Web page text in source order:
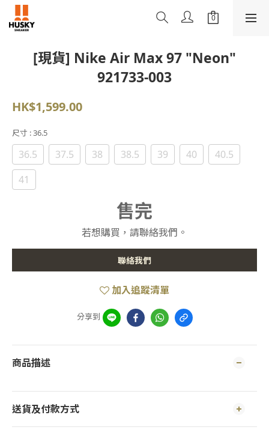
[現貨] Nike Air Max 97 "Neon"
921733-003
HK$1,599.00
尺寸 : 36.5
36.5 37.5 38 38.5 39 40
40.5
41
售完
若想購買，請聯絡我們。
聯絡我們
加入追蹤清單
分享到
商品描述
送貨及付款方式